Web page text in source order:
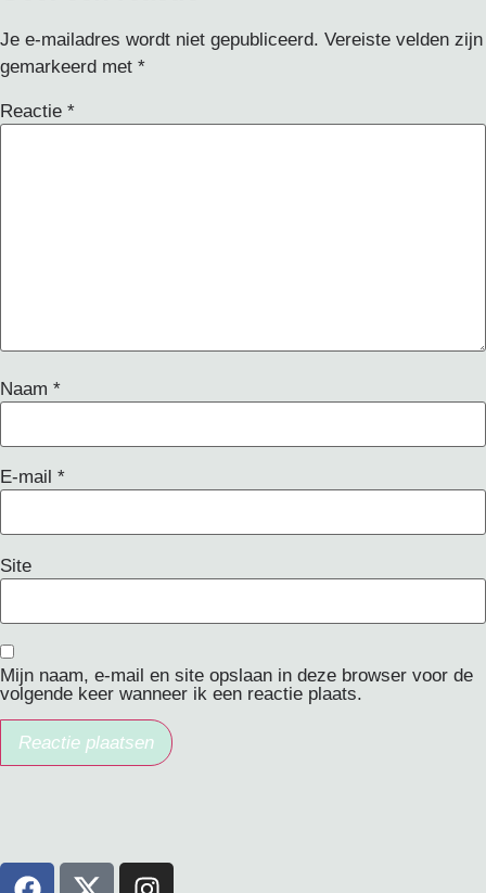
Je e-mailadres wordt niet gepubliceerd. Vereiste velden zijn
gemarkeerd met *
Reactie *
Naam *
E-mail *
Site
Mijn naam, e-mail en site opslaan in deze browser voor de
volgende keer wanneer ik een reactie plaats.